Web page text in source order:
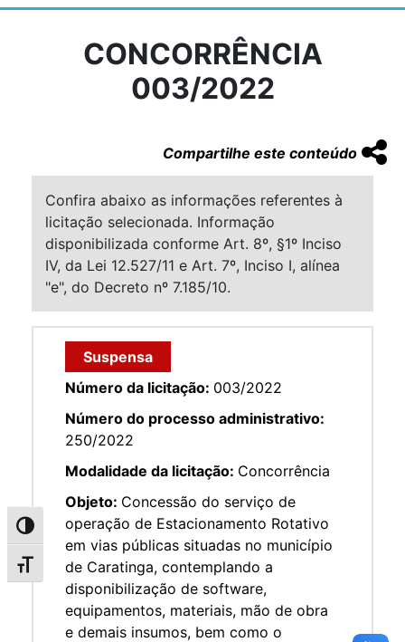
Alternar alto contraste
Alternar tamanho da fonte
CONCORRÊNCIA
003/2022
Compartilhe este conteúdo
Confira abaixo as informações referentes à
licitação selecionada. Informação
disponibilizada conforme Art. 8º, §1º Inciso
IV, da Lei 12.527/11 e Art. 7º, Inciso I, alínea
"e", do Decreto nº 7.185/10.
Suspensa
Número da licitação: 003/2022
Número do processo administrativo:
250/2022
Modalidade da licitação: Concorrência
Objeto: Concessão do serviço de
operação de Estacionamento Rotativo
em vias públicas situadas no município
de Caratinga, contemplando a
disponibilização de software,
equipamentos, materiais, mão de obra
e demais insumos, bem como o